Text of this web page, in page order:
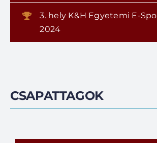
3. hely K&H Egyetemi E-
2024
CSAPATTAGOK